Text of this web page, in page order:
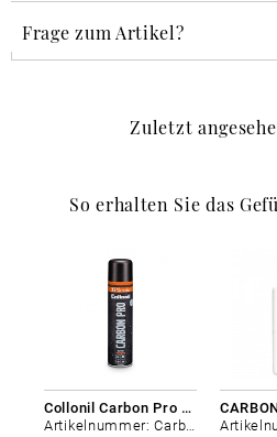
Frage zum Artikel?
Zuletzt
So erhalten Sie das
Collonil Carbon Pro 400 ml
Artikelnummer: Carbon-0